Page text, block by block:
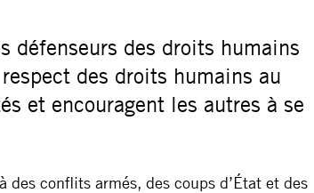
défenseurs des droits humains
des droits humains au
et encouragent les autres à se
conflits armés, des coups d’État et des